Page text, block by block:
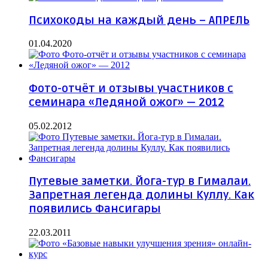
Психокоды на каждый день – АПРЕЛЬ
01.04.2020
Фото-отчёт и отзывы участников с
семинара «Ледяной ожог» — 2012
05.02.2012
Путевые заметки. Йога-тур в Гималаи.
Запретная легенда долины Куллу. Как
появились Фансигары
22.03.2011